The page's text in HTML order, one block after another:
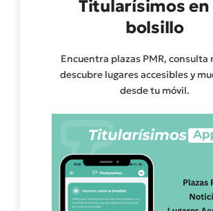
Titularísimos
bolsillo
Encuentra plazas PMR, consulta
descubre lugares accesibles y
desde tu móvil.